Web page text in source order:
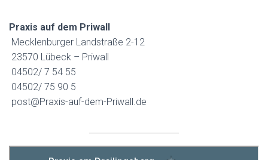
Praxis auf dem Priwall
Mecklenburger Landstraße 2-12
23570 Lübeck – Priwall
04502/ 7 54 55
04502/ 75 90 5
post@Praxis-auf-dem-Priwall.de